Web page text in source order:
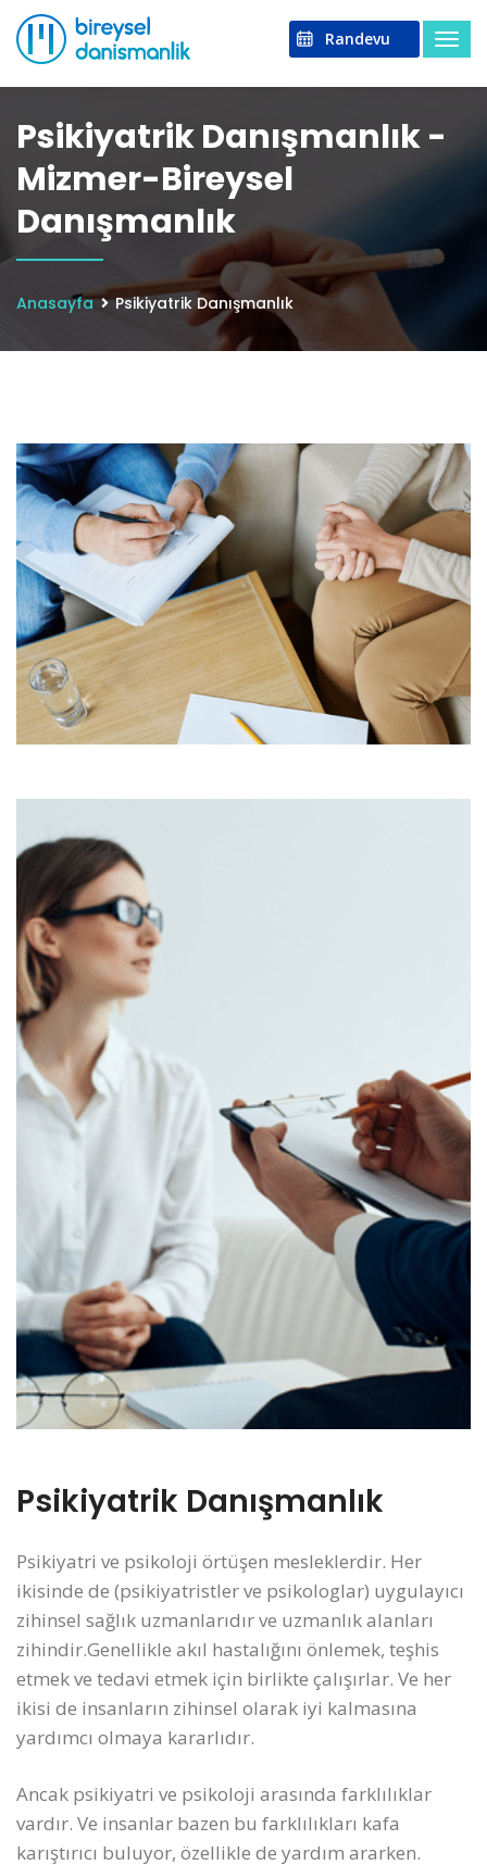
Randevu
Psikiyatrik Danışmanlık -
Mizmer-Bireysel
Danışmanlık
Anasayfa Psikiyatrik Danışmanlık
Psikiyatrik Danışmanlık
Psikiyatri ve psikoloji örtüşen mesleklerdir. Her
ikisinde de (psikiyatristler ve psikologlar) uygulayıcı
zihinsel sağlık uzmanlarıdır ve uzmanlık alanları
zihindir.Genellikle akıl hastalığını önlemek, teşhis
etmek ve tedavi etmek için birlikte çalışırlar. Ve her
ikisi de insanların zihinsel olarak iyi kalmasına
yardımcı olmaya kararlıdır.
Ancak psikiyatri ve psikoloji arasında farklılıklar
vardır. Ve insanlar bazen bu farklılıkları kafa
karıştırıcı buluyor, özellikle de yardım ararken.